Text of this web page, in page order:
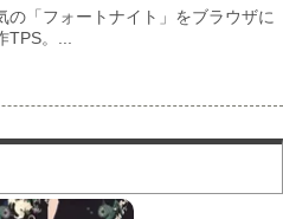
の「フォートナイト」をブラウザに
TPS。...
ト風のマ...
してかなり人気の高い「フォートナ
ウザで遊...